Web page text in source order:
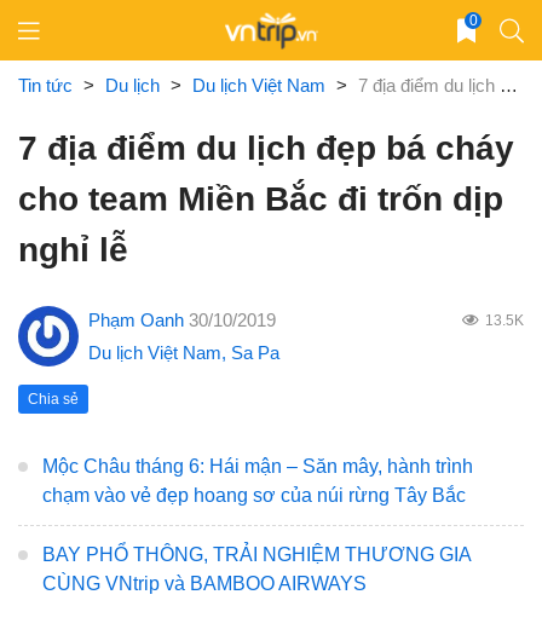
content
0
Tin tức > Du lịch > Du lịch Việt Nam > 7 địa điểm du lịch đẹp bá cháy cho team Miền Bắc đi trốn dịp nghỉ lễ
7 địa điểm du lịch đẹp bá cháy
cho team Miền Bắc đi trốn dịp
nghỉ lễ
Phạm Oanh 30/10/2019 13.5K
Du lịch Việt Nam, Sa Pa
Chia sẻ
Mộc Châu tháng 6: Hái mận – Săn mây, hành trình
chạm vào vẻ đẹp hoang sơ của núi rừng Tây Bắc
BAY PHỔ THÔNG, TRẢI NGHIỆM THƯƠNG GIA
CÙNG VNtrip và BAMBOO AIRWAYS